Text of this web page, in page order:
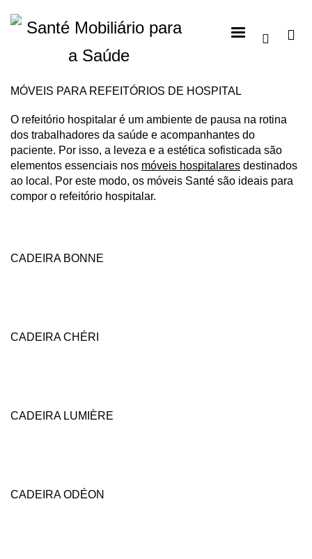
MÓVEIS PARA REFEITÓRIOS DE HOSPITAL
O refeitório hospitalar é um ambiente de pausa na rotina
dos trabalhadores da saúde e acompanhantes do
paciente. Por isso, a leveza e a estética sofisticada são
elementos essenciais nos móveis hospitalares destinados
ao local. Por este modo, os móveis Santé são ideais para
compor o refeitório hospitalar.
CADEIRA BONNE
CADEIRA CHÉRI
CADEIRA LUMIÈRE
CADEIRA ODÉON